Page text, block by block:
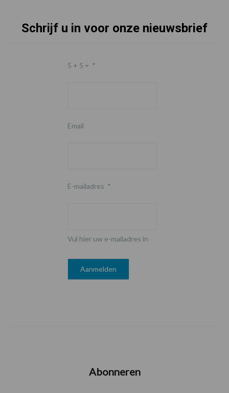
Schrijf u in voor onze nieuwsbrief
5 + 5 = *
Email
E-mailadres *
Vul hier uw e-mailadres in
Abonneren